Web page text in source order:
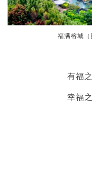
福满榕城（
有福
幸福